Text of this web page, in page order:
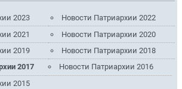
2023
Новости Патриархии 2022
2021
Новости Патриархии 2020
2019
Новости Патриархии 2018
2017
Новости Патриархии 2016
2015